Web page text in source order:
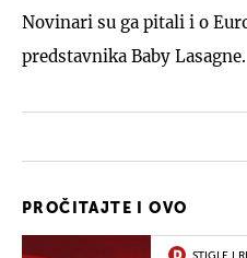
Novinari su ga pitali i o
predstavnika Baby Lasagne.
PROČITAJTE I OVO
STIGLE I